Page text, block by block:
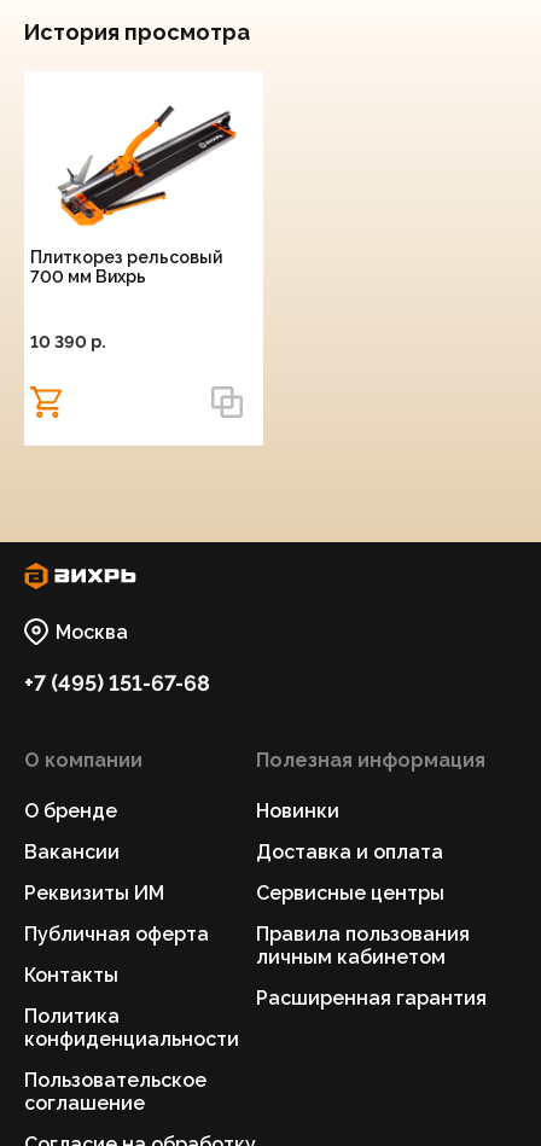
История просмотра
Плиткорез рельсовый
700 мм Вихрь
10 390 p.
Москва
+7 (495) 151-67-68
О компании
О бренде
Вакансии
Реквизиты ИМ
Публичная оферта
Контакты
Политика
конфиденциальности
Пользовательское
соглашение
Полезная информация
Новинки
Доставка и оплата
Сервисные центры
Правила пользования
личным кабинетом
Расширенная гарантия